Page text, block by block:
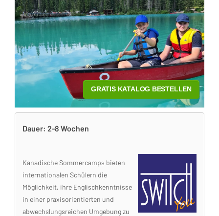
Dauer: 2-8 Wochen
Kanadische Sommercamps bieten
internationalen Schülern die
Möglichkeit, ihre Englischkenntnisse
in einer praxisorientierten und
abwechslungsreichen Umgebung zu